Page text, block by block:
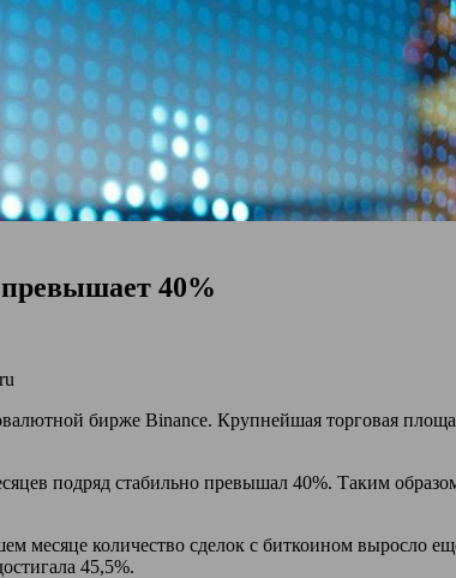
40%
бирже Binance. Крупнейшая торговая
подряд стабильно превышал 40%. Таким
месяце количество сделок с биткоином выросло
45,5%.